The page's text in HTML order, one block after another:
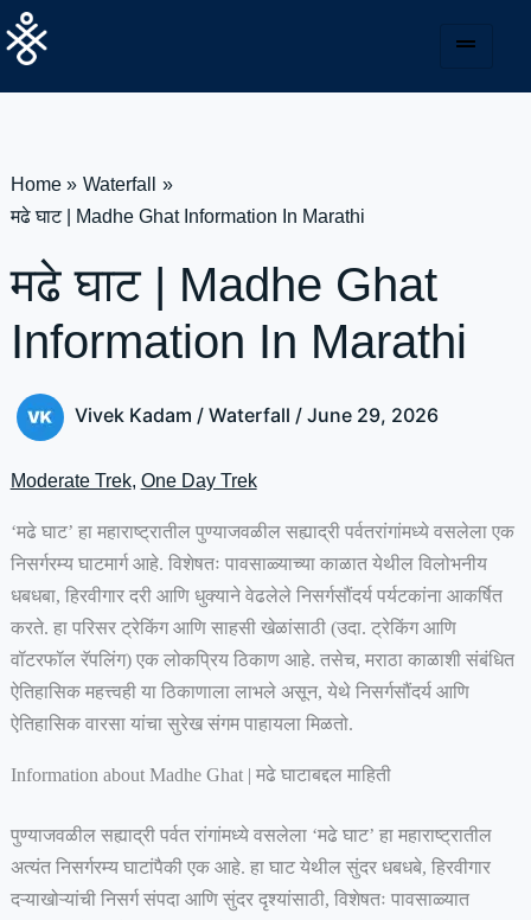
Skip
to
Home
Waterfall
मढे घाट | Madhe Ghat Information In Marathi
मढे घाट | Madhe Ghat
Information In Marathi
Vivek Kadam / Waterfall / June 29, 2026
Moderate Trek, One Day Trek
‘मढे घाट’ हा महाराष्ट्रातील पुण्याजवळील सह्याद्री पर्वतरांगांमध्ये वसलेला एक
निसर्गरम्य घाटमार्ग आहे. विशेषतः पावसाळ्याच्या काळात येथील विलोभनीय
धबधबा, हिरवीगार दरी आणि धुक्याने वेढलेले निसर्गसौंदर्य पर्यटकांना आकर्षित
करते. हा परिसर ट्रेकिंग आणि साहसी खेळांसाठी (उदा. ट्रेकिंग आणि
वॉटरफॉल रॅपलिंग) एक लोकप्रिय ठिकाण आहे. तसेच, मराठा काळाशी संबंधित
ऐतिहासिक महत्त्वही या ठिकाणाला लाभले असून, येथे निसर्गसौंदर्य आणि
ऐतिहासिक वारसा यांचा सुरेख संगम पाहायला मिळतो.
Information about Madhe Ghat | मढे घाटाबद्दल माहिती
पुण्याजवळील सह्याद्री पर्वत रांगांमध्ये वसलेला ‘मढे घाट’ हा महाराष्ट्रातील
अत्यंत निसर्गरम्य घाटांपैकी एक आहे. हा घाट येथील सुंदर धबधबे, हिरवीगार
दऱ्याखोऱ्यांची निसर्ग संपदा आणि सुंदर दृश्यांसाठी, विशेषतः पावसाळ्यात